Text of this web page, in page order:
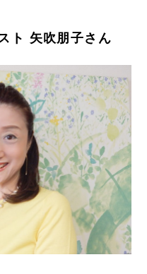
ト 矢吹朋子さん